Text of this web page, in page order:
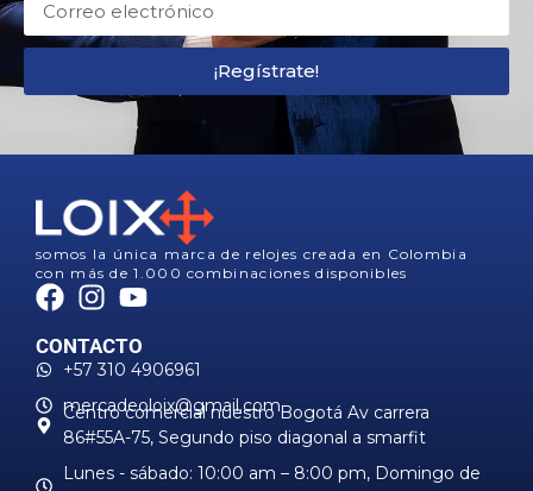
¡Regístrate!
somos la única marca de relojes creada en Colombia
con más de 1.000 combinaciones disponibles
CONTACTO
+57 310 4906961
mercadeoloix@gmail.com
Centro comercial nuestro Bogotá Av carrera
86#55A-75, Segundo piso diagonal a smarfit
Lunes - sábado: 10:00 am – 8:00 pm, ​Domingo de